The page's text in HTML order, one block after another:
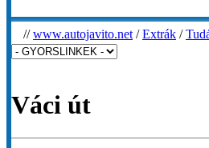
//www.autojavito.net /Extrák /
Váci út